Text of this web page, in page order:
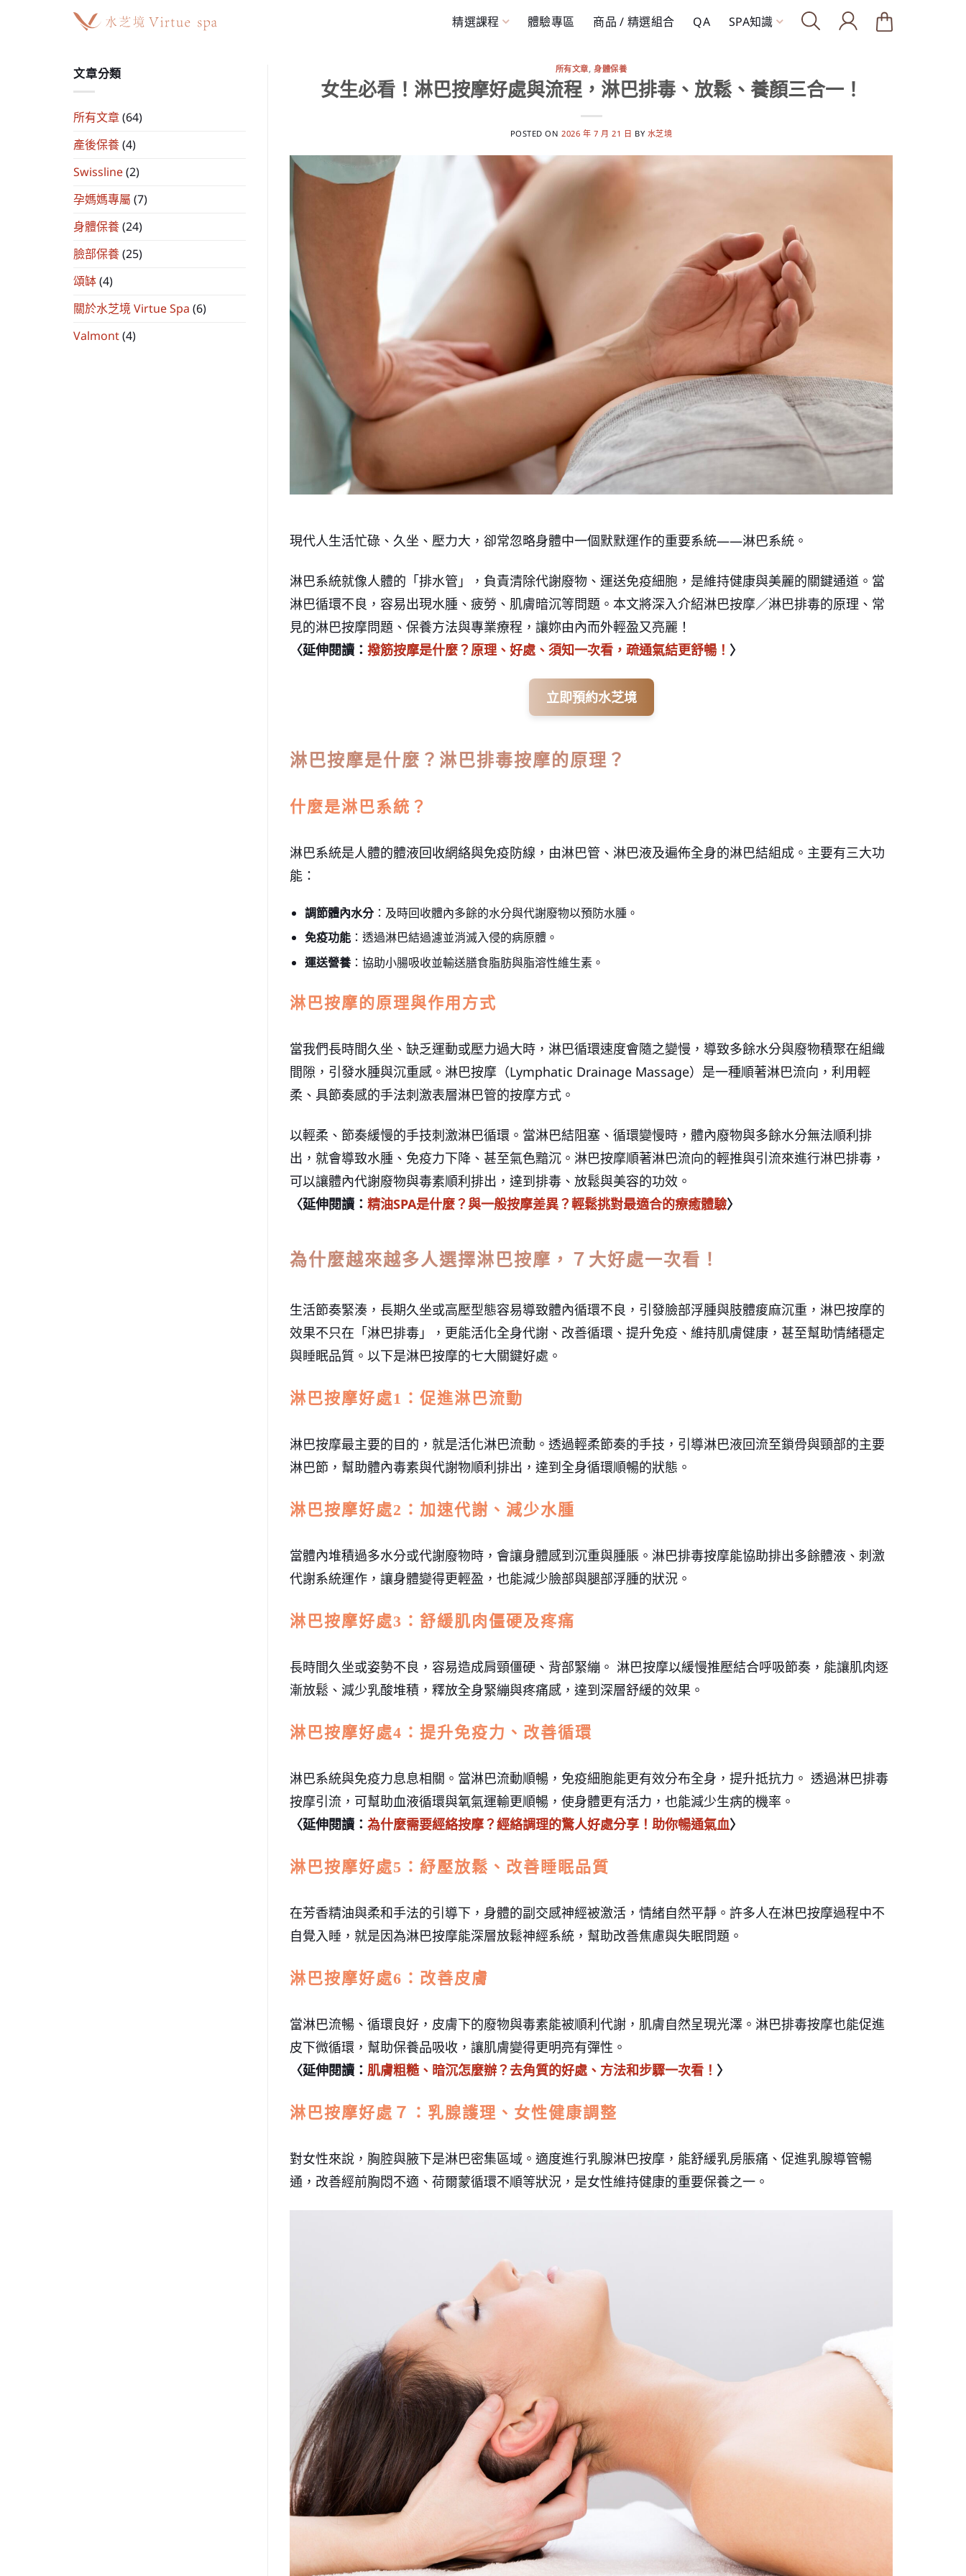
精選課程 體驗專區 商品 / 精選組合 QA SPA知識
文章分類
所有文章(64)
產後保養(4)
Swissline(2)
孕媽媽專屬 (7)
身體保養(24)
臉部保養(25)
頌缽(4)
關於水芝境 Virtue Spa (6)
Valmont(4)
所有文章,身體保養
女生必看！淋巴按摩好處與流程，淋巴排毒、放鬆、養顏三合一！
POSTED ON 2026 年 7 月 21 日 BY 水芝境
現代人生活忙碌、久坐、壓力大，卻常忽略身體中一個默默運作的重要系統——淋巴系統。
淋巴系統就像人體的「排水管」，負責清除代謝廢物、運送免疫細胞，是維持健康與美麗的關鍵通道。當
淋巴循環不良，容易出現水腫、疲勞、肌膚暗沉等問題。本文將深入介紹淋巴按摩／淋巴排毒的原理、常
見的淋巴按摩問題、保養方法與專業療程，讓妳由內而外輕盈又亮麗！
〈延伸閱讀： 撥筋按摩是什麼？原理、好處、須知一次看，疏通氣結更舒暢！ 〉
立即預約水芝境
淋巴按摩是什麼？淋巴排毒按摩的原理？
什麼是淋巴系統？
淋巴系統是人體的體液回收網絡與免疫防線，由淋巴管、淋巴液及遍佈全身的淋巴結組成。主要有三大功
能：
調節體內水分：及時回收體內多餘的水分與代謝廢物以預防水腫。
免疫功能：透過淋巴結過濾並消滅入侵的病原體。
運送營養：協助小腸吸收並輸送膳食脂肪與脂溶性維生素。
淋巴按摩的原理與作用方式
當我們長時間久坐、缺乏運動或壓力過大時，淋巴循環速度會隨之變慢，導致多餘水分與廢物積聚在組織
間隙，引發水腫與沉重感。淋巴按摩（Lymphatic Drainage Massage）是一種順著淋巴流向，利用輕
柔、具節奏感的手法刺激表層淋巴管的按摩方式。
以輕柔、節奏緩慢的手技刺激淋巴循環。當淋巴結阻塞、循環變慢時，體內廢物與多餘水分無法順利排
出，就會導致水腫、免疫力下降、甚至氣色黯沉。淋巴按摩順著淋巴流向的輕推與引流來進行淋巴排毒，
可以讓體內代謝廢物與毒素順利排出，達到排毒、放鬆與美容的功效。
〈延伸閱讀： 精油SPA是什麼？與一般按摩差異？輕鬆挑對最適合的療癒體驗〉
為什麼越來越多人選擇淋巴按摩，７大好處一次看！
生活節奏緊湊，長期久坐或高壓型態容易導致體內循環不良，引發臉部浮腫與肢體痠麻沉重，淋巴按摩的
效果不只在「淋巴排毒」，更能活化全身代謝、改善循環、提升免疫、維持肌膚健康，甚至幫助情緒穩定
與睡眠品質。以下是淋巴按摩的七大關鍵好處。
淋巴按摩好處1：促進淋巴流動
淋巴按摩最主要的目的，就是活化淋巴流動。透過輕柔節奏的手技，引導淋巴液回流至鎖骨與頸部的主要
淋巴節，幫助體內毒素與代謝物順利排出，達到全身循環順暢的狀態。
淋巴按摩好處2：加速代謝、減少水腫
當體內堆積過多水分或代謝廢物時，會讓身體感到沉重與腫脹。淋巴排毒按摩能協助排出多餘體液、刺激
代謝系統運作，讓身體變得更輕盈，也能減少臉部與腿部浮腫的狀況。
淋巴按摩好處3：舒緩肌肉僵硬及疼痛
長時間久坐或姿勢不良，容易造成肩頸僵硬、背部緊繃。 淋巴按摩以緩慢推壓結合呼吸節奏，能讓肌肉逐
漸放鬆、減少乳酸堆積，釋放全身緊繃與疼痛感，達到深層舒緩的效果。
淋巴按摩好處4：提升免疫力、改善循環
淋巴系統與免疫力息息相關。當淋巴流動順暢，免疫細胞能更有效分布全身，提升抵抗力。 透過淋巴排毒
按摩引流，可幫助血液循環與氧氣運輸更順暢，使身體更有活力，也能減少生病的機率。
〈延伸閱讀： 為什麼需要經絡按摩？經絡調理的驚人好處分享！助你暢通氣血〉
淋巴按摩好處5：紓壓放鬆、改善睡眠品質
在芳香精油與柔和手法的引導下，身體的副交感神經被激活，情緒自然平靜。許多人在淋巴按摩過程中不
自覺入睡，就是因為淋巴按摩能深層放鬆神經系統，幫助改善焦慮與失眠問題。
淋巴按摩好處6：改善皮膚
當淋巴流暢、循環良好，皮膚下的廢物與毒素能被順利代謝，肌膚自然呈現光澤。淋巴排毒按摩也能促進
皮下微循環，幫助保養品吸收，讓肌膚變得更明亮有彈性。
〈延伸閱讀： 肌膚粗糙、暗沉怎麼辦？去角質的好處、方法和步驟一次看！ 〉
淋巴按摩好處７：乳腺護理、女性健康調整
對女性來說，胸腔與腋下是淋巴密集區域。適度進行乳腺淋巴按摩，能舒緩乳房脹痛、促進乳腺導管暢
通，改善經前胸悶不適、荷爾蒙循環不順等狀況，是女性維持健康的重要保養之一。